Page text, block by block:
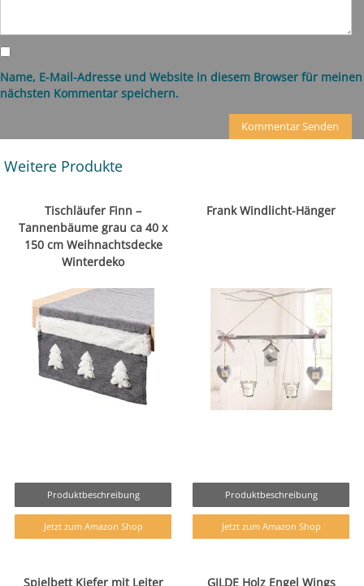
Name, E-Mail-Adresse und Website in diesem Browser für meinen
nächsten Kommentar speichern.
Weitere Produkte
Tischläufer Finn –
Tannenbäume grau ca 40 x
150 cm Weihnachtsdecke
Winterdeko
Produktbeschreibung
Jetzt zum Amazon Shop
Frank Windlicht-Hänger
Produktbeschreibung
Jetzt zum Amazon Shop
Spielbett Kiefer mit Leiter GILDE Holz Engel Wings